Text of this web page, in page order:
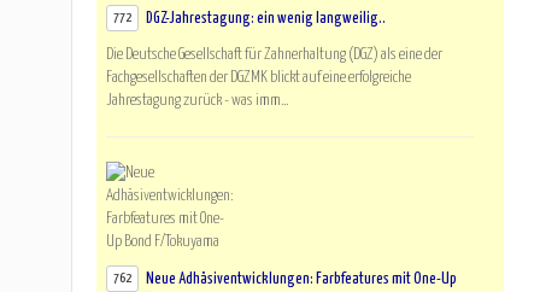
772 DGZ-Jahrestagung: ein wenig langweilig..
Die Deutsche Gesellschaft für Zahnerhaltung (DGZ) als eine der
Fachgesellschaften der DGZMK blickt auf eine erfolgreiche
Jahrestagung zurück - was imm...
762
Neue Adhäsiventwicklungen: Farbfeatures mit One-Up